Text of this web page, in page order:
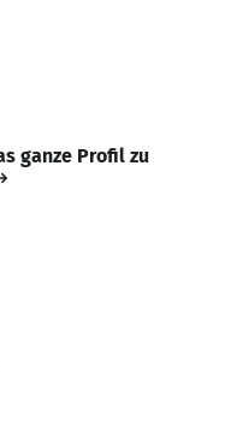
ganze Profil zu